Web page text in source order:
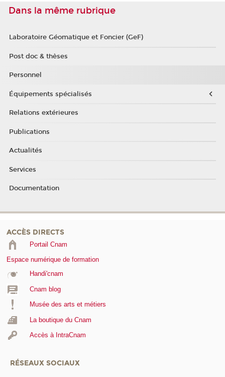
Dans la même rubrique
Laboratoire Géomatique et Foncier (GeF)
Post doc & thèses
Personnel
Équipements spécialisés
Relations extérieures
Publications
Actualités
Services
Documentation
ACCÈS DIRECTS
Portail Cnam
Espace numérique de formation
Handi'cnam
Cnam blog
Musée des arts et métiers
La boutique du Cnam
Accès à IntraCnam
RÉSEAUX SOCIAUX